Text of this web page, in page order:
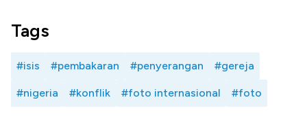
Tags
#isis #pembakaran #penyerangan #gereja
#nigeria #konflik #foto internasional #foto